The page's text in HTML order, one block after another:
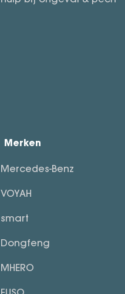
Merken
Mercedes-Benz
VOYAH
smart
Dongfeng
MHERO